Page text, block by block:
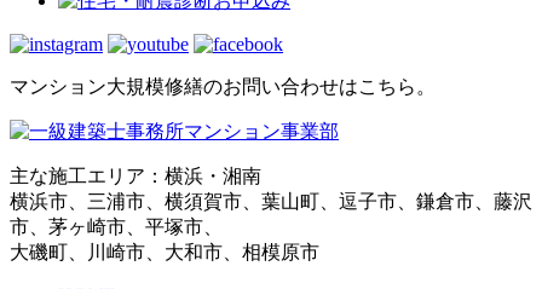
マンション大規模修繕のお問い合わせはこちら。
主な施工エリア：横浜・湘南
横浜市、三浦市、横須賀市、葉山町、逗子市、鎌倉市、藤沢
市、茅ヶ崎市、平塚市、
大磯町、川崎市、大和市、相模原市